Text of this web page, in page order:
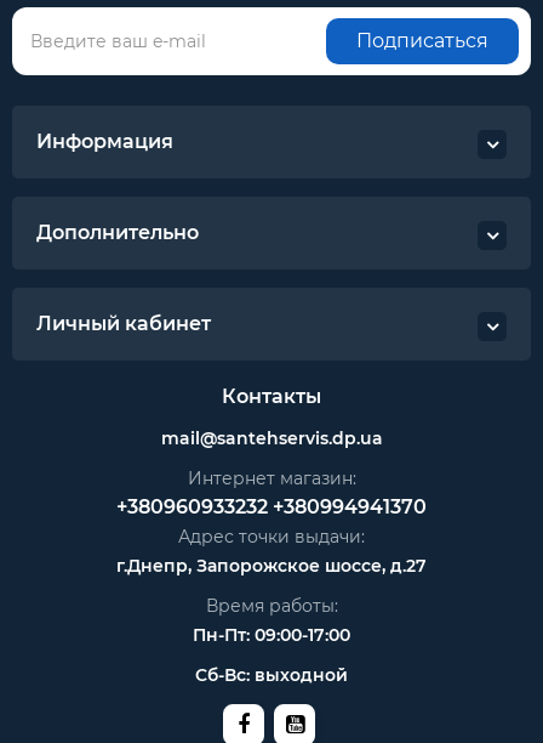
Подписаться
Информация
Дополнительно
Личный кабинет
Контакты
mail@santehservis.dp.ua
Интернет магазин:
+380960933232 +380994941370
Адрес точки выдачи:
г.Днепр, Запорожское шоссе, д.27
Время работы:
Пн-Пт: 09:00-17:00
Сб-Вс: выходной